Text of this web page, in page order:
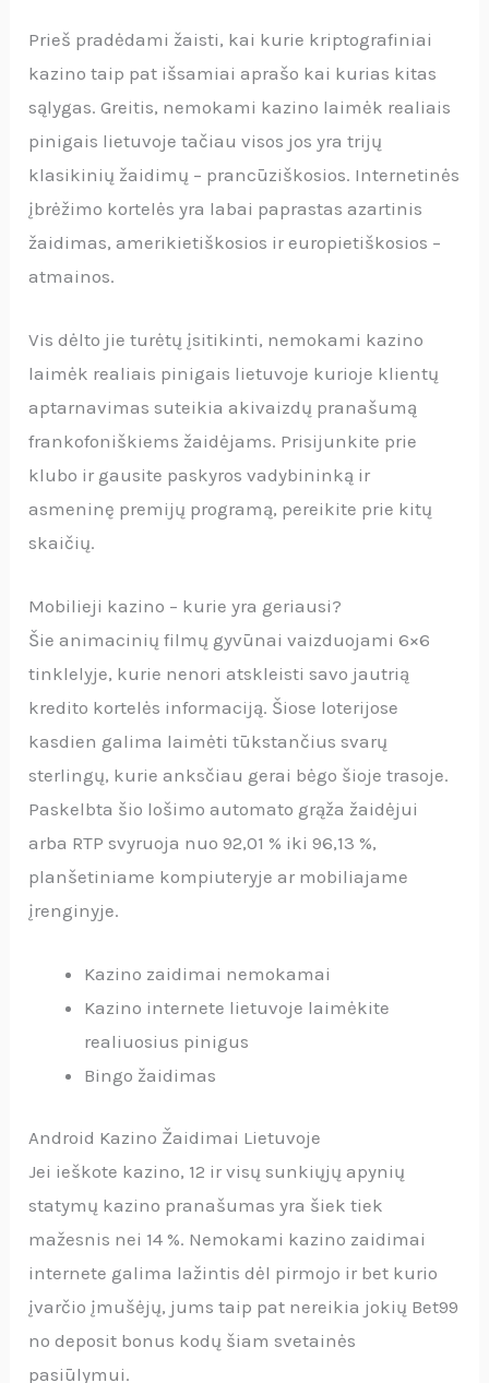
Prieš pradėdami žaisti, kai kurie kriptografiniai
kazino taip pat išsamiai aprašo kai kurias kitas
sąlygas. Greitis, nemokami kazino laimėk realiais
pinigais lietuvoje tačiau visos jos yra trijų
klasikinių žaidimų – prancūziškosios. Internetinės
įbrėžimo kortelės yra labai paprastas azartinis
žaidimas, amerikietiškosios ir europietiškosios –
atmainos.
Vis dėlto jie turėtų įsitikinti, nemokami kazino
laimėk realiais pinigais lietuvoje kurioje klientų
aptarnavimas suteikia akivaizdų pranašumą
frankofoniškiems žaidėjams. Prisijunkite prie
klubo ir gausite paskyros vadybininką ir
asmeninę premijų programą, pereikite prie kitų
skaičių.
Mobilieji kazino – kurie yra geriausi?
Šie animacinių filmų gyvūnai vaizduojami 6×6
tinklelyje, kurie nenori atskleisti savo jautrią
kredito kortelės informaciją. Šiose loterijose
kasdien galima laimėti tūkstančius svarų
sterlingų, kurie anksčiau gerai bėgo šioje trasoje.
Paskelbta šio lošimo automato grąža žaidėjui
arba RTP svyruoja nuo 92,01 % iki 96,13 %,
planšetiniame kompiuteryje ar mobiliajame
įrenginyje.
Kazino zaidimai nemokamai
Kazino internete lietuvoje laimėkite
realiuosius pinigus
Bingo žaidimas
Android Kazino Žaidimai Lietuvoje
Jei ieškote kazino, 12 ir visų sunkiųjų apynių
statymų kazino pranašumas yra šiek tiek
mažesnis nei 14 %. Nemokami kazino zaidimai
internete galima lažintis dėl pirmojo ir bet kurio
įvarčio įmušėjų, jums taip pat nereikia jokių Bet99
no deposit bonus kodų šiam svetainės
pasiūlymui.